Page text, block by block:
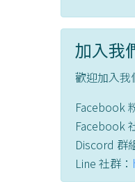
加入我
歡迎加入我
Facebook
Facebook
Discord 群
Line 社群：